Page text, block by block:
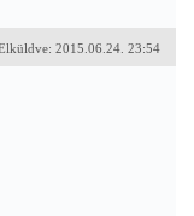
2015.06.24. 23:54